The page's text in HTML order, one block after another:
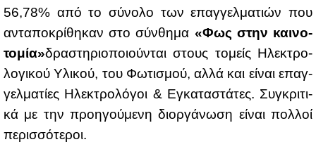
56,78% από το σύ­νο­λο των επαγ­γελ­μα­τιών που
αντα­πο­κρί­θη­καν στο σύν­θη­μα «Φως στην και­νο­
το­μία»δρα­στη­ριο­ποιού­νται στους το­μείς Ηλε­κτρο­
λο­γι­κού Υλι­κού, του Φω­τι­σμού, αλ­λά και εί­ναι επαγ­
γελ­μα­τί­ες Ηλε­κτρο­λό­γοι & Εγκα­τα­στά­τες. Συ­γκρι­τι­
κά με την προη­γού­με­νη διορ­γά­νω­ση εί­ναι πολ­λοί
πε­ρισ­σό­τε­ροι.